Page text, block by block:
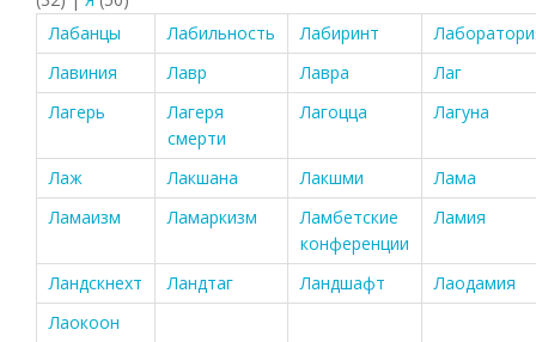
Лабанцы
Лабильность Лабиринт
Лавиния
Лавр Лавра
Лаг
Лагерь
Лагеря
смерти
Лагоцца Лагуна
Лаж Лакшана Лакшми
Лама
Ламаизм
Ламаркизм
Ламбетские
конференции
Ламия
Ландскнехт Ландтаг Ландшафт
Лаодамия
Лаокоон